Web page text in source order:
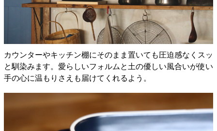
カウンターやキッチン棚にそのまま置いても圧迫感なくスッ
と馴染みます。愛らしいフォルムと土の優しい風合いが使い
手の心に温もりさえも届けてくれるよう。